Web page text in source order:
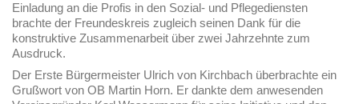
Einladung an die Profis in den Sozial- und Pflegediensten
brachte der Freundeskreis zugleich seinen Dank für die
konstruktive Zusammenarbeit über zwei Jahrzehnte zum
Ausdruck.
Der Erste Bürgermeister Ulrich von Kirchbach überbrachte ein
Grußwort von OB Martin Horn. Er dankte dem anwesenden